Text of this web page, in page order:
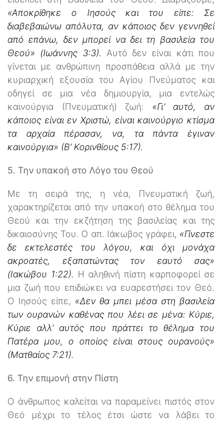
«Αποκρίθηκε ο Ιησούς και του είπε: Σε
διαβεβαιώνω απόλυτα, αν κάποιος δεν γεννηθεί
από επάνω, δεν μπορεί να δει τη βασιλεία του
Θεού» (Ιωάννης 3:3). Αυτό δεν είναι κάτι που
γίνεται με ανθρώπινη προσπάθεια αλλά με την
κυριαρχική εξουσία του Αγίου Πνεύματος και
οδηγεί σε μια νέα δημιουργία, μια εντελώς
καινούργια (Πνευματική) ζωή: «Γι’ αυτό, αν
κάποιος είναι εν Χριστώ, είναι καινούργιο κτίσμα
τα αρχαία πέρασαν, να, τα πάντα έγιναν
καινούργια» (Β’ Κορινθίους 5:17).
5. Την υπακοή στο Λόγο του Θεού
Με τη σειρά της, η νέα, Πνευματική ζωή,
χαρακτηρίζεται από την υπακοή στο θέλημα του
Θεού και την εκζήτηση της βασιλείας και της
δικαιοσύνης Του. Ο απ. Ιάκωβος γράφει, «Γίνεστε
δε εκτελεστές του λόγου, και όχι μονάχα
ακροατές, εξαπατώντας τον εαυτό σας»
(Ιακώβου 1:22). Η αληθινή πίστη καρποφορεί σε
μια ζωή που επιδιώκει να ευαρεστήσει τον Θεό.
Ο Ιησούς είπε, «Δεν θα μπει μέσα στη βασιλεία
των ουρανών καθένας που λέει σε μένα: Κύριε,
Κύριε αλλ’ αυτός που πράττει το θέλημα του
Πατέρα μου, ο οποίος είναι στους ουρανούς»
(Ματθαίος 7:21).
6. Την επιμονή στην Πίστη
Ο άνθρωπος καλείται να παραμείνει πιστός στον
Θεό μέχρι το τέλος έτσι ώστε να λάβει το